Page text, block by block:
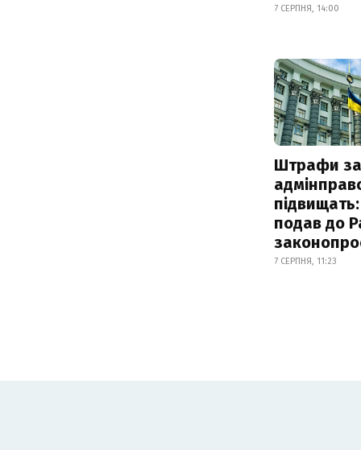
7 СЕРПНЯ, 14:00
Штрафи за
подав до
7 СЕРПНЯ, 11:23